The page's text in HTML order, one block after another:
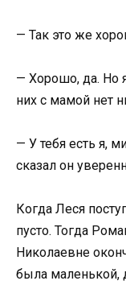
— Так это же
— Хорошо, да. Но
них с мамой нет
— У тебя есть я,
сказал он
Когда Леся
пусто. Тогда
Николаевне
была маленькой,